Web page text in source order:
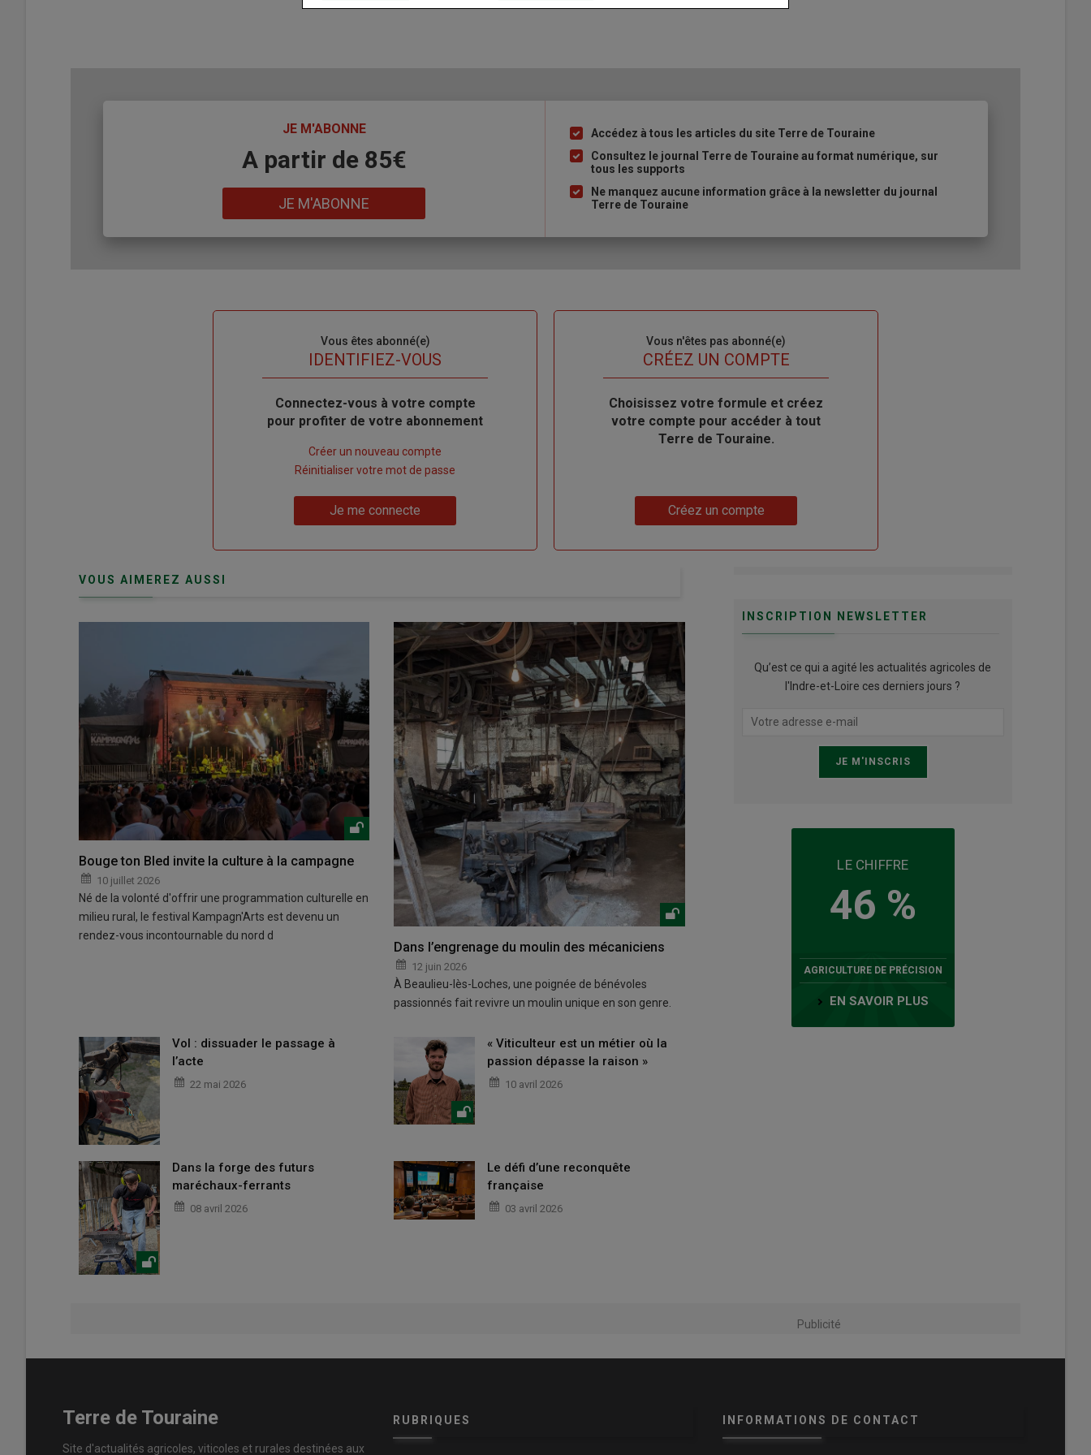
JE M'ABONNE
A partir de 85€
JE M'ABONNE
Liste
à
puce
Accédez à tous les articles du site Terre de Touraine
Consultez le journal Terre de Touraine au format numérique, sur
tous les supports
Ne manquez aucune information grâce à la newsletter du journal
Terre de Touraine
Vous êtes abonné(e)
IDENTIFIEZ-VOUS
Body
Connectez-vous à votre compte
pour profiter de votre abonnement
compte"
Créer un nouveau compte
Réinitialiser votre mot de passe
Je me connecte
Vous n'êtes pas abonné(e)
TITRECRÉEZ UN COMPTE
Body
Choisissez votre formule et créez
votre compte pour accéder à tout
Terre de Touraine.
Créez un compte
VOUS AIMEREZ AUSSI
Bouge ton Bled invite la culture à la campagne
10 juillet 2026
Né de la volonté d'offrir une programmation culturelle en
milieu rural, le festival Kampagn'Arts est devenu un
rendez-vous incontournable du nord d
Dans l’engrenage du moulin des mécaniciens
12 juin 2026
À Beaulieu-lès-Loches, une poignée de bénévoles
passionnés fait revivre un moulin unique en son genre.
Vol : dissuader le passage à
l’acte
22 mai 2026
« Viticulteur est un métier où la
passion dépasse la raison »
10 avril 2026
Dans la forge des futurs
maréchaux-ferrants
08 avril 2026
Le défi d’une reconquête
française
03 avril 2026
INSCRIPTION NEWSLETTER
Qu’est ce qui a agité les actualités agricoles de
l'Indre-et-Loire ces derniers jours ?
LE CHIFFRE
46 %
AGRICULTURE DE PRÉCISION
EN SAVOIR PLUS
Publicité
Terre de Touraine
Site d'actualités agricoles, viticoles et rurales destinées aux
RUBRIQUES INFORMATIONS DE CONTACT